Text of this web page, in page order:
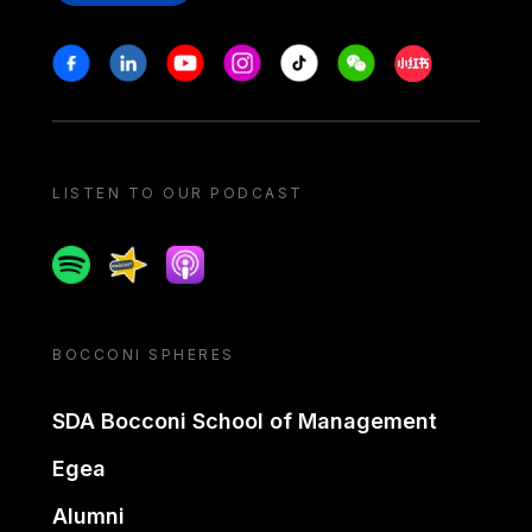
Stay in touch
FacebookLinkedinYoutubeInstagram
Tiktok WeechatXiaohongshu/
LISTEN TO OUR PODCAST
SpotifySpreakerApple podcast
BOCCONI SPHERES
SDA Bocconi School of Management
Egea
Alumni